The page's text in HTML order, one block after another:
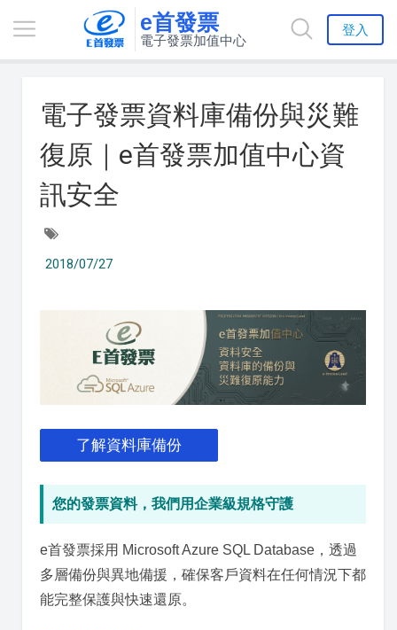
e首發票
電子發票加值中心
登入
電子發票資料庫備份與災難
復原｜e首發票加值中心資
訊安全
2018/07/27
了解資料庫備份
您的發票資料，我們用企業級規格守護
e首發票採用 Microsoft Azure SQL Database，透過
多層備份與異地備援，確保客戶資料在任何情況下都
能完整保護與快速還原。